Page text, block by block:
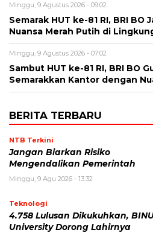
Minggu, 9 Agustus 2026 - 09:02
Semarak HUT ke-81 RI, BRI BO
Nuansa Merah Putih di
Minggu, 9 Agustus 2026 - 07:02
Sambut HUT ke-81 RI, BRI BO
Semarakkan Kantor dengan
BERITA TERBARU
NTB Terkini
Jangan Biarkan Risiko
Mengendalikan Pemerintah
Minggu, 9 Agu 2026 - 13:32
Teknologi
4.758 Lulusan Dikukuhkan,
University Dorong Lahirnya